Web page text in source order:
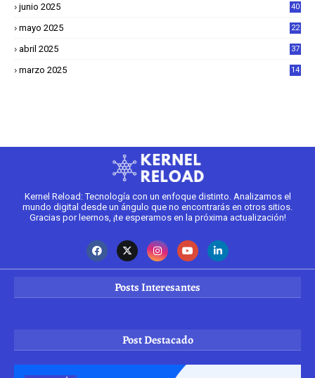
junio 2025 40
mayo 2025
22
abril 2025
37
marzo 2025
14
Kernel Reload: Tecnología con un enfoque distinto. Analizamos el
mundo digital desde un ángulo que no encontrarás en otros sitios.
Gracias por leernos, ¡te esperamos en la próxima actualización!
Posts Interesantes
Post Destacado